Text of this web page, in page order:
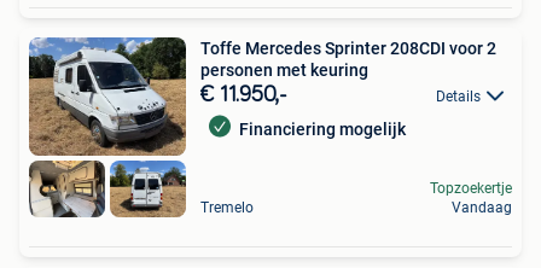
Toffe Mercedes Sprinter 208CDI voor 2
personen met keuring
€ 11.950,- Details
Financiering mogelijk
Tremelo
Topzoekertje
Vandaag